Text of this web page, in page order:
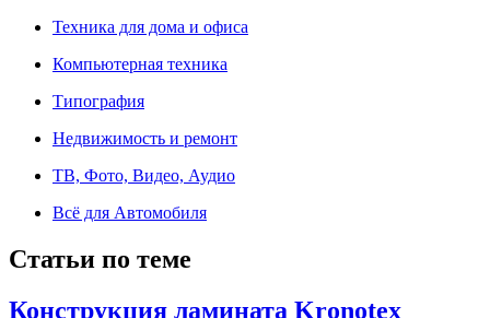
Техника для дома и офиса
Компьютерная техника
Типография
Недвижимость и ремонт
ТВ, Фото, Видео, Аудио
Всё для Автомобиля
Статьи по теме
Конструкция ламината Kronotex